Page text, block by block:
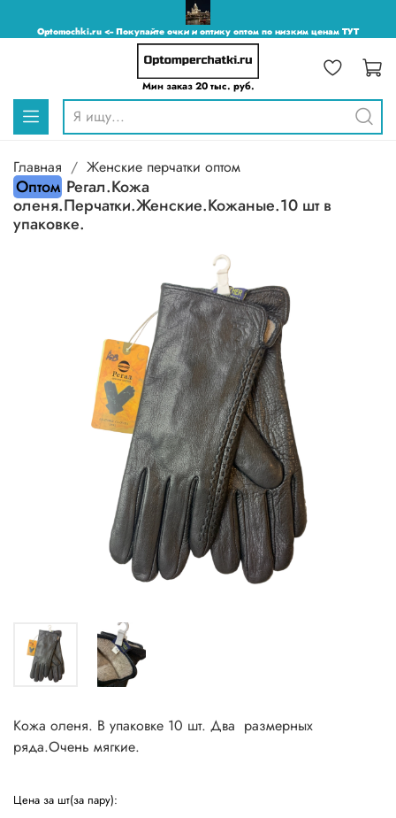
Optomochki.ru <-- Покупайте очки и оптику оптом по низким ценам ТУТ
Мин заказ 20 тыс. руб.
Главная Женские перчатки оптом
Оптом Регал.Кожа
оленя.Перчатки.Женские.Кожаные.10 шт в
упаковке.
Кожа оленя. В упаковке 10 шт. Два размерных
ряда.Очень мягкие.
Цена за шт(за пару):